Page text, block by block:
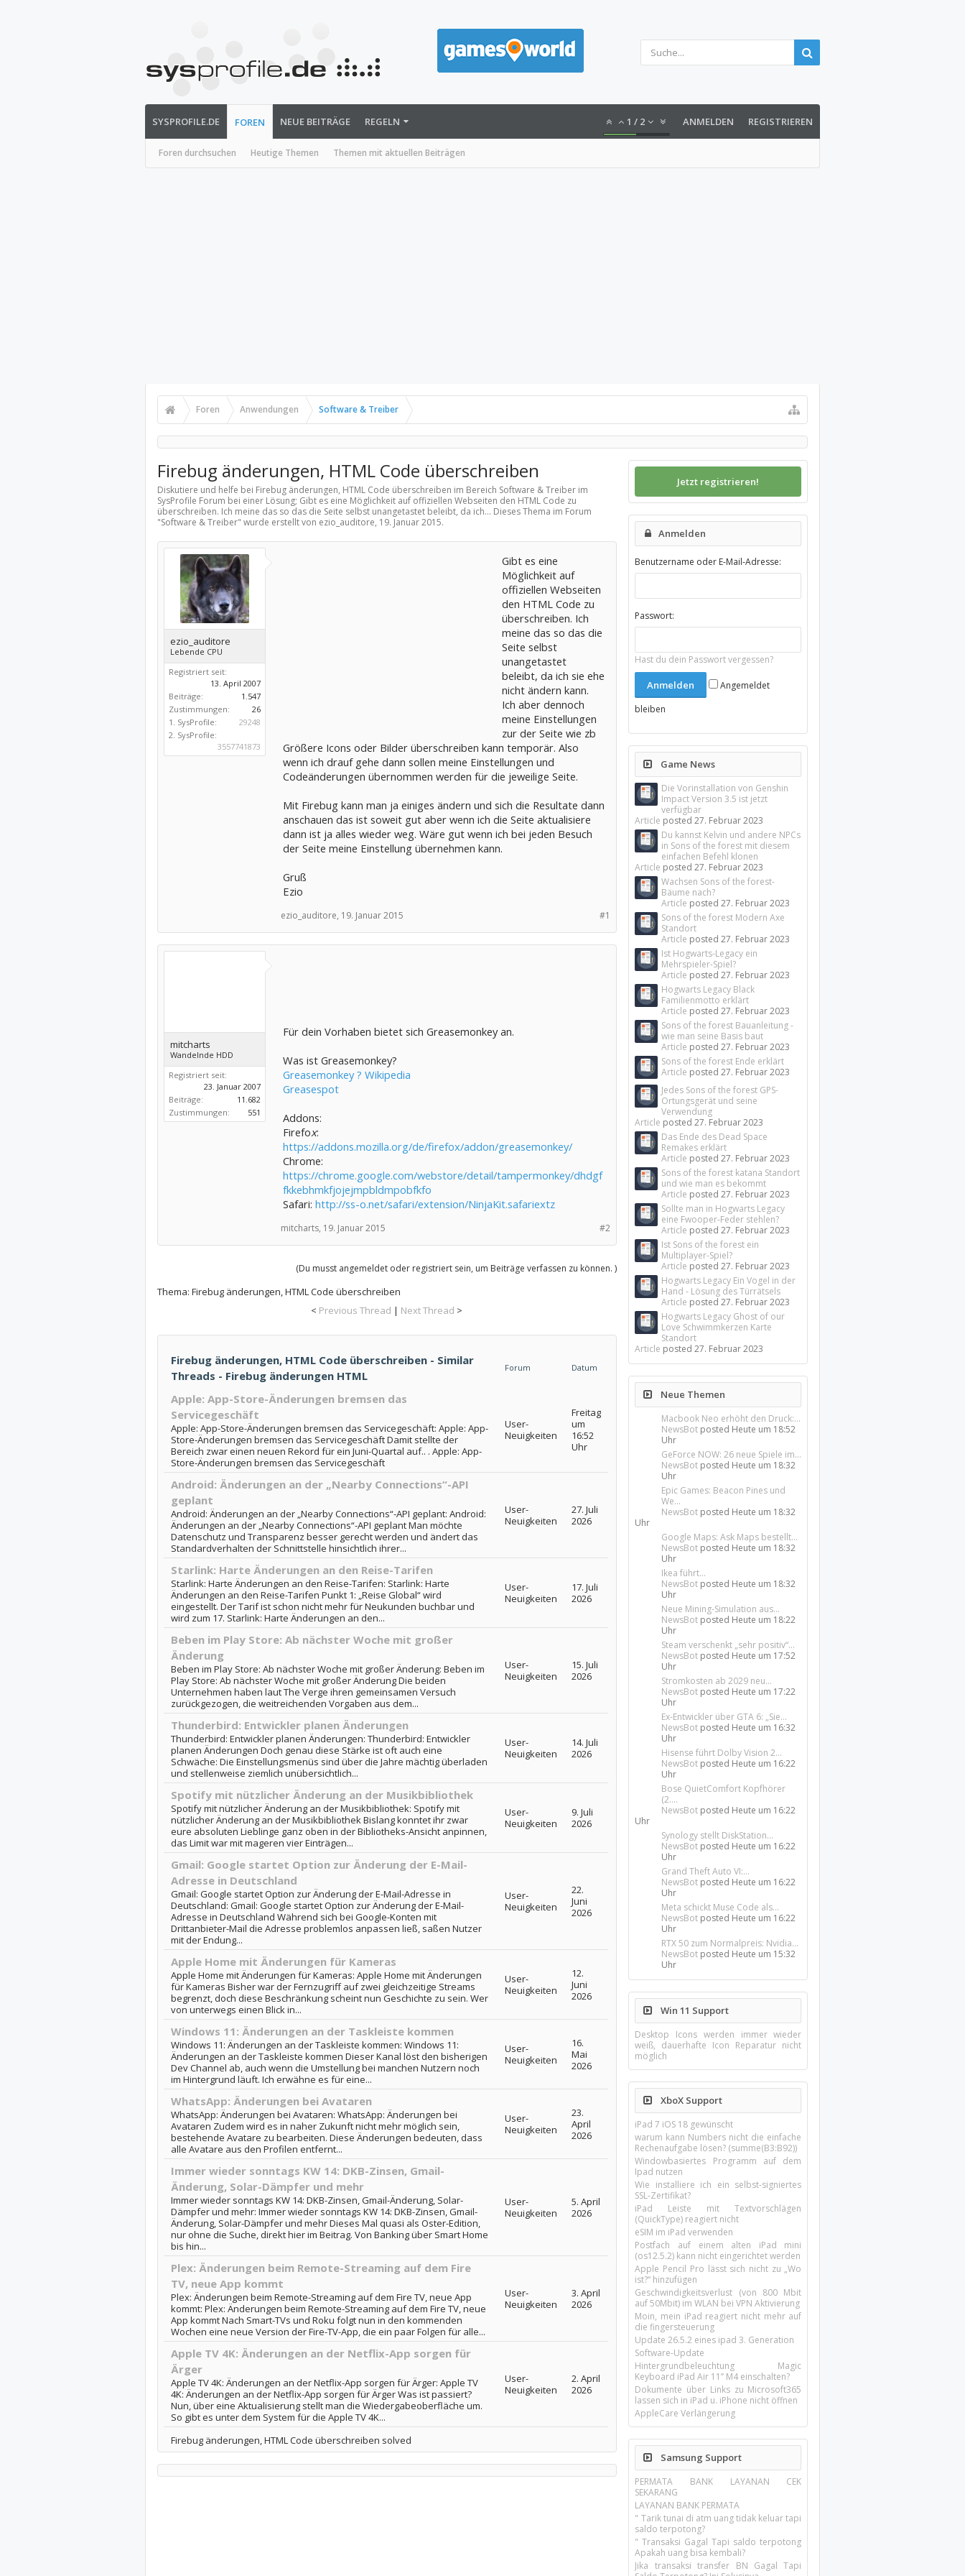
SYSPROFILE.DE FOREN
Foren durchsuchen Heutige Themen Themen mit aktuellen Beiträgen
NEUE BEITRÄGE REGELN 1 / 2 ANMELDEN REGISTRIEREN
Foren Anwendungen Software & Treiber
Firebug änderungen, HTML Code überschreiben
Diskutiere und helfe bei Firebug änderungen, HTML Code überschreiben im Bereich Software & Treiberim
SysProfile Forum bei einer Lösung; Gibt es eine Möglichkeit auf offiziellen Webseiten den HTML Code zu
überschreiben. Ich meine das so das die Seite selbst unangetastet beleibt, da ich... Dieses Thema im Forum
"Software & Treiber" wurde erstellt von ezio_auditore, 19. Januar 2015.
ezio_auditore
Lebende CPU
Registriert seit:
13. April 2007
Beiträge:
1.547
Zustimmungen:
26
1. SysProfile:
29248
2. SysProfile:
3557741873
Gibt es eine
Möglichkeit auf
offiziellen Webseiten
den HTML Code zu
überschreiben. Ich
meine das so das die
Seite selbst
unangetastet
beleibt, da ich sie ehe
nicht ändern kann.
Ich aber dennoch
meine Einstellungen
zur der Seite wie zb
Größere Icons oder Bilder überschreiben kann temporär. Also
wenn ich drauf gehe dann sollen meine Einstellungen und
Codeänderungen übernommen werden für die jeweilige Seite.
Mit Firebug kann man ja einiges ändern und sich die Resultate dann
anschauen das ist soweit gut aber wenn ich die Seite aktualisiere
dann ist ja alles wieder weg. Wäre gut wenn ich bei jeden Besuch
der Seite meine Einstellung übernehmen kann.
Gruß
Ezio
#1
ezio_auditore, 19. Januar 2015
mitcharts
Wandelnde HDD
Registriert seit:
23. Januar 2007
Beiträge:
11.682
Zustimmungen:
551
Für dein Vorhaben bietet sich Greasemonkey an.
Was ist Greasemonkey?
Greasemonkey ? Wikipedia
Greasespot
Addons:
Firefox:
https://addons.mozilla.org/de/firefox/addon/greasemonkey/
Chrome:
https://chrome.google.com/webstore/detail/tampermonkey/dhdgf
fkkebhmkfjojejmpbldmpobfkfo
Safari: http://ss-o.net/safari/extension/NinjaKit.safariextz
#2
mitcharts, 19. Januar 2015
(Du musst angemeldet oder registriert sein, um Beiträge verfassen zu können. )
Thema: Firebug änderungen, HTML Code überschreiben
< Previous Thread | Next Thread >
Firebug änderungen, HTML Code überschreiben - Similar
Threads - Firebug änderungen HTML
Forum Datum
Apple: App-Store-Änderungen bremsen das
Servicegeschäft
Apple: App-Store-Änderungen bremsen das Servicegeschäft: Apple: App-
Store-Änderungen bremsen das Servicegeschäft Damit stellte der
Bereich zwar einen neuen Rekord für ein Juni-Quartal auf.. . Apple: App-
Store-Änderungen bremsen das Servicegeschäft
User-
Neuigkeiten
Freitag
um
16:52
Uhr
Android: Änderungen an der „Nearby Connections“-API
geplant
Android: Änderungen an der „Nearby Connections“-API geplant: Android:
Änderungen an der „Nearby Connections“-API geplant Man möchte
Datenschutz und Transparenz besser gerecht werden und ändert das
Standardverhalten der Schnittstelle hinsichtlich ihrer...
User-
Neuigkeiten
27. Juli
2026
Starlink: Harte Änderungen an den Reise-Tarifen
Starlink: Harte Änderungen an den Reise-Tarifen: Starlink: Harte
Änderungen an den Reise-Tarifen Punkt 1: „Reise Global“ wird
eingestellt. Der Tarif ist schon nicht mehr für Neukunden buchbar und
wird zum 17. Starlink: Harte Änderungen an den...
User-
Neuigkeiten
17. Juli
2026
Beben im Play Store: Ab nächster Woche mit großer
Änderung
Beben im Play Store: Ab nächster Woche mit großer Änderung: Beben im
Play Store: Ab nächster Woche mit großer Änderung Die beiden
Unternehmen haben laut The Verge ihren gemeinsamen Versuch
zurückgezogen, die weitreichenden Vorgaben aus dem...
User-
Neuigkeiten
15. Juli
2026
Thunderbird: Entwickler planen Änderungen
Thunderbird: Entwickler planen Änderungen: Thunderbird: Entwickler
planen Änderungen Doch genau diese Stärke ist oft auch eine
Schwäche: Die Einstellungsmenüs sind über die Jahre mächtig überladen
und stellenweise ziemlich unübersichtlich...
User-
Neuigkeiten
14. Juli
2026
Spotify mit nützlicher Änderung an der Musikbibliothek
Spotify mit nützlicher Änderung an der Musikbibliothek: Spotify mit
nützlicher Änderung an der Musikbibliothek Bislang konntet ihr zwar
eure absoluten Lieblinge ganz oben in der Bibliotheks-Ansicht anpinnen,
das Limit war mit mageren vier Einträgen...
User-
Neuigkeiten
9. Juli
2026
Gmail: Google startet Option zur Änderung der E-Mail-
Adresse in Deutschland
Gmail: Google startet Option zur Änderung der E-Mail-Adresse in
Deutschland: Gmail: Google startet Option zur Änderung der E-Mail-
Adresse in Deutschland Während sich bei Google-Konten mit
Drittanbieter-Mail die Adresse problemlos anpassen ließ, saßen Nutzer
mit der Endung...
User-
Neuigkeiten
22.
Juni
2026
Apple Home mit Änderungen für Kameras
Apple Home mit Änderungen für Kameras: Apple Home mit Änderungen
für Kameras Bisher war der Fernzugriff auf zwei gleichzeitige Streams
begrenzt, doch diese Beschränkung scheint nun Geschichte zu sein. Wer
von unterwegs einen Blick in...
User-
Neuigkeiten
12.
Juni
2026
Windows 11: Änderungen an der Taskleiste kommen
Windows 11: Änderungen an der Taskleiste kommen: Windows 11:
Änderungen an der Taskleiste kommen Dieser Kanal löst den bisherigen
Dev Channel ab, auch wenn die Umstellung bei manchen Nutzern noch
im Hintergrund läuft. Ich erwähne es für eine...
User-
Neuigkeiten
16.
Mai
2026
WhatsApp: Änderungen bei Avataren
WhatsApp: Änderungen bei Avataren: WhatsApp: Änderungen bei
Avataren Zudem wird es in naher Zukunft nicht mehr möglich sein,
bestehende Avatare zu bearbeiten. Diese Änderungen bedeuten, dass
alle Avatare aus den Profilen entfernt...
User-
Neuigkeiten
23.
April
2026
Immer wieder sonntags KW 14: DKB-Zinsen, Gmail-
Änderung, Solar-Dämpfer und mehr
Immer wieder sonntags KW 14: DKB-Zinsen, Gmail-Änderung, Solar-
Dämpfer und mehr: Immer wieder sonntags KW 14: DKB-Zinsen, Gmail-
Änderung, Solar-Dämpfer und mehr Dieses Mal quasi als Oster-Edition,
nur ohne die Suche, direkt hier im Beitrag. Von Banking über Smart Home
bis hin...
User-
Neuigkeiten
5. April
2026
Plex: Änderungen beim Remote-Streaming auf dem Fire
TV, neue App kommt
Plex: Änderungen beim Remote-Streaming auf dem Fire TV, neue App
kommt: Plex: Änderungen beim Remote-Streaming auf dem Fire TV, neue
App kommt Nach Smart-TVs und Roku folgt nun in den kommenden
Wochen eine neue Version der Fire-TV-App, die ein paar Folgen für alle...
User-
Neuigkeiten
3. April
2026
Apple TV 4K: Änderungen an der Netflix-App sorgen für
Ärger
Apple TV 4K: Änderungen an der Netflix-App sorgen für Ärger: Apple TV
4K: Änderungen an der Netflix-App sorgen für Ärger Was ist passiert?
Nun, über eine Aktualisierung stellt man die Wiedergabeoberfläche um.
So gibt es unter dem System für die Apple TV 4K...
User-
Neuigkeiten
2. April
2026
Firebug änderungen, HTML Code überschreiben solved
Jetzt registrieren!
Anmelden
Benutzername oder E-Mail-Adresse:
Passwort:
Hast du dein Passwort vergessen?
Angemeldet
bleiben
Game News
Die Vorinstallation von Genshin
Impact Version 3.5 ist jetzt
verfügbar
Article posted27. Februar 2023
Du kannst Kelvin und andere NPCs
in Sons of the forest mit diesem
einfachen Befehl klonen
Article posted27. Februar 2023
Wachsen Sons of the forest-
Bäume nach?
Article posted27. Februar 2023
Sons of the forest Modern Axe
Standort
Article posted27. Februar 2023
Ist Hogwarts-Legacy ein
Mehrspieler-Spiel?
Article posted27. Februar 2023
Hogwarts Legacy Black
Familienmotto erklärt
Article posted27. Februar 2023
Sons of the forest Bauanleitung -
wie man seine Basis baut
Article posted27. Februar 2023
Sons of the forest Ende erklärt
Article posted27. Februar 2023
Jedes Sons of the forest GPS-
Ortungsgerät und seine
Verwendung
Article posted27. Februar 2023
Das Ende des Dead Space
Remakes erklärt
Article posted27. Februar 2023
Sons of the forest katana Standort
und wie man es bekommt
Article posted27. Februar 2023
Sollte man in Hogwarts Legacy
eine Fwooper-Feder stehlen?
Article posted27. Februar 2023
Ist Sons of the forest ein
Multiplayer-Spiel?
Article posted27. Februar 2023
Hogwarts Legacy Ein Vogel in der
Hand - Lösung des Türrätsels
Article posted27. Februar 2023
Hogwarts Legacy Ghost of our
Love Schwimmkerzen Karte
Standort
Article posted27. Februar 2023
Neue Themen
Macbook Neo erhöht den Druck:...
NewsBot posted Heute um 18:52
Uhr
GeForce NOW: 26 neue Spiele im...
NewsBot posted Heute um 18:32
Uhr
Epic Games: Beacon Pines und
We...
NewsBot posted Heute um 18:32
Uhr
Google Maps: Ask Maps bestellt...
NewsBot posted Heute um 18:32
Uhr
Ikea führt...
NewsBot posted Heute um 18:32
Uhr
Neue Mining-Simulation aus...
NewsBot posted Heute um 18:22
Uhr
Steam verschenkt „sehr positiv“...
NewsBot posted Heute um 17:52
Uhr
Stromkosten ab 2029 neu...
NewsBot posted Heute um 17:22
Uhr
Ex-Entwickler über GTA 6: „Sie...
NewsBot posted Heute um 16:32
Uhr
Hisense führt Dolby Vision 2...
NewsBot posted Heute um 16:22
Uhr
Bose QuietComfort Kopfhörer
(2....
NewsBot posted Heute um 16:22
Uhr
Synology stellt DiskStation...
NewsBot posted Heute um 16:22
Uhr
Grand Theft Auto VI:...
NewsBot posted Heute um 16:22
Uhr
Meta schickt Muse Code als...
NewsBot posted Heute um 16:22
Uhr
RTX 50 zum Normalpreis: Nvidia...
NewsBot posted Heute um 15:32
Uhr
Win 11 Support
Desktop Icons werden immer wieder
weiß, dauerhafte Icon Reparatur nicht
möglich
XboX Support
iPad 7 iOS 18 gewünscht
warum kann Numbers nicht die einfache
Rechenaufgabe lösen? (summe(B3:B92))
Windowbasiertes Programm auf dem
Ipad nutzen
Wie installiere ich ein selbst-signiertes
SSL-Zertifikat?
iPad Leiste mit Textvorschlägen
(QuickType) reagiert nicht
eSIM im iPad verwenden
Postfach auf einem alten iPad mini
(os12.5.2) kann nicht eingerichtet werden
Apple Pencil Pro lässt sich nicht zu „Wo
ist?“ hinzufügen
Geschwindigkeitsverlust (von 800 Mbit
auf 50Mbit) im WLAN bei VPN Aktivierung
Moin, mein iPad reagiert nicht mehr auf
die fingersteuerung
Update 26.5.2 eines ipad 3. Generation
Software-Update
Hintergrundbeleuchtung Magic
Keyboard iPad Air 11’’ M4 einschalten?
Dokumente über Links zu Microsoft365
lassen sich in iPad u. iPhone nicht öffnen
AppleCare Verlängerung
Samsung Support
PERMATA BANK LAYANAN CEK
SEKARANG
LAYANAN BANK PERMATA
" Tarik tunai di atm uang tidak keluar tapi
saldo terpotong?
" Transaksi Gagal Tapi saldo terpotong
Apakah uang bisa kembali?
Jika transaksi transfer BN Gagal Tapi